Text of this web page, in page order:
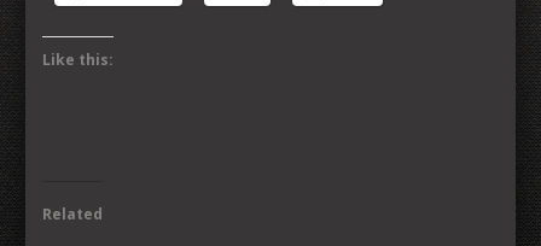
Like this:
Related